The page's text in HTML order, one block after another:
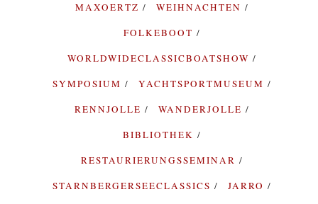
MAXOERTZ
WEIHNACHTEN
FOLKEBOOT
WORLDWIDECLASSICBOATSHOW
SYMPOSIUM
YACHTSPORTMUSEUM
RENNJOLLE
WANDERJOLLE
BIBLIOTHEK
RESTAURIERUNGSSEMINAR
STARNBERGERSEECLASSICS
JARRO